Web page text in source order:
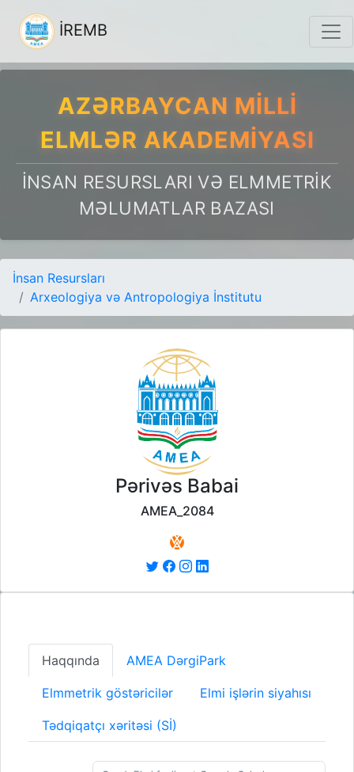
İREMB
AZƏRBAYCAN MILLI
ELMLƏR AKADEMIYASI
İNSAN RESURSLARI VƏ ELMMETRIK
MƏLUMATLAR BAZASI
İnsan Resursları
Arxeologiya və Antropologiya İnstitutu
Pərivəs Babai
AMEA_2084
Haqqında AMEA DərgiPark
Elmmetrik göstəricilər Elmi işlərin siyahısı
Tədqiqatçı xəritəsi (Sİ)